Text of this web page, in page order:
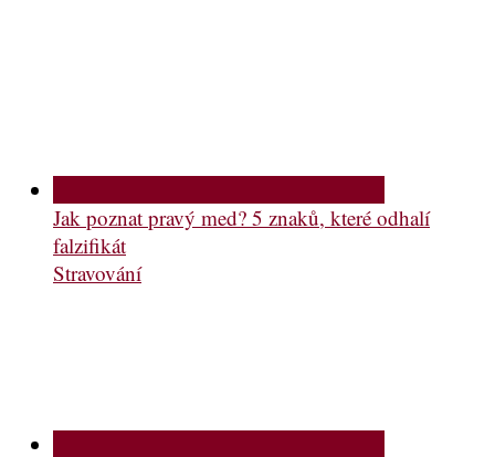
Jak poznat pravý med? 5 znaků, které odhalí
falzifikát
Stravování